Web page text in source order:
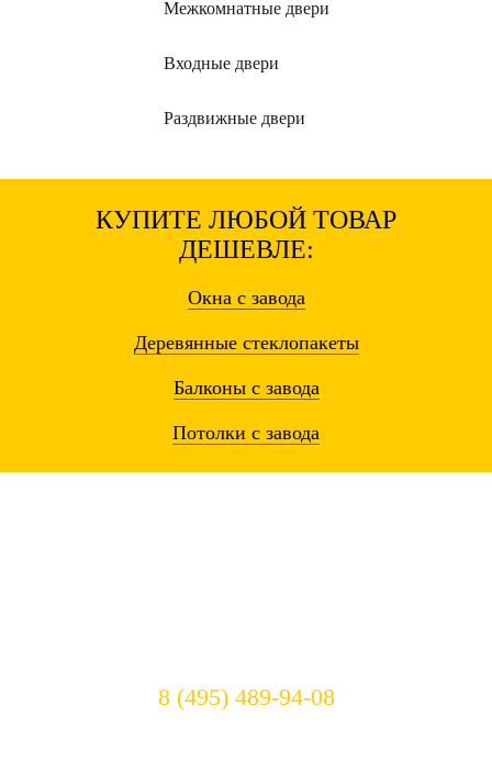
Межкомнатные двери
Входные двери
Раздвижные двери
КУПИТЕ ЛЮБОЙ ТОВАР
ДЕШЕВЛЕ:
Окна с завода
Деревянные стеклопакеты
Балконы с завода
Потолки с завода
8 (495) 489-94-08